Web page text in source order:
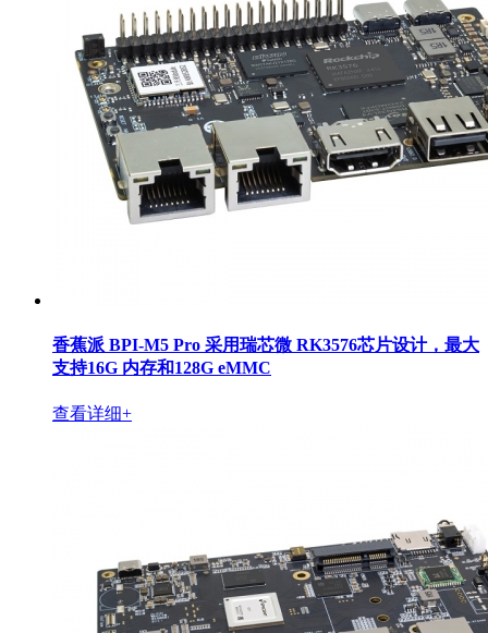
香蕉派 BPI-M5 Pro 采用瑞芯微 RK3576芯片设计，最大
支持16G 内存和128G eMMC
查看详细+